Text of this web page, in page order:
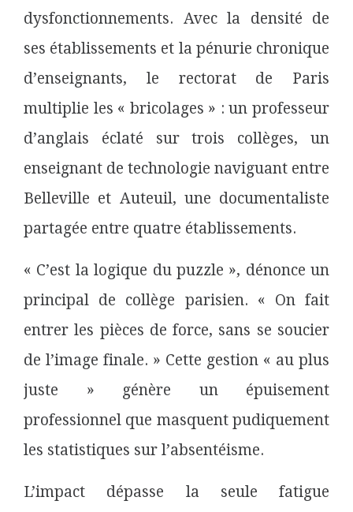
dysfonctionnements. Avec la densité de
ses établissements et la pénurie chronique
d’enseignants, le rectorat de Paris
multiplie les « bricolages » : un professeur
d’anglais éclaté sur trois collèges, un
enseignant de technologie naviguant entre
Belleville et Auteuil, une documentaliste
partagée entre quatre établissements.
« C’est la logique du puzzle », dénonce un
principal de collège parisien. « On fait
entrer les pièces de force, sans se soucier
de l’image finale. » Cette gestion « au plus
juste » génère un épuisement
professionnel que masquent pudiquement
les statistiques sur l’absentéisme.
L’impact dépasse la seule fatigue